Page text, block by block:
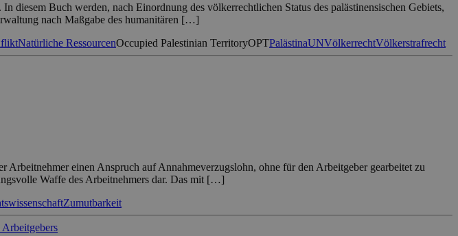
diesem Buch werden, nach Einordnung des völkerrechtlichen Status des palästinensischen Gebiets,
nach Maßgabe des humanitären […]
Natürliche RessourcenOccupied Palestinian TerritoryOPTPalästinaUNVölkerrechtVölkerstrafrecht
einen Anspruch auf Annahmeverzugslohn, ohne für den Arbeitgeber gearbeitet zu
Waffe des Arbeitnehmers dar. Das mit […]
Zumutbarkeit